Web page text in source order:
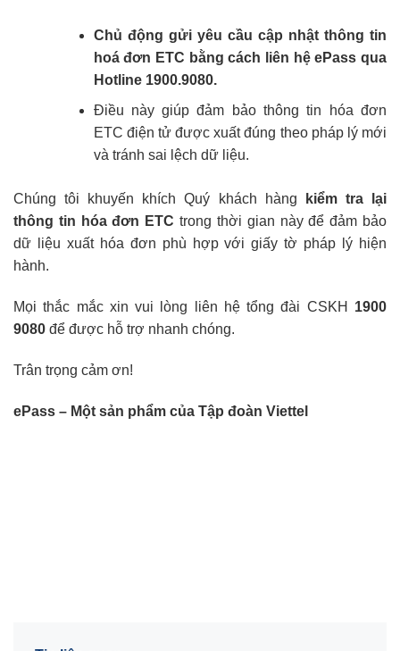
Chủ động gửi yêu cầu cập nhật thông tin
hoá đơn ETC bằng cách liên hệ ePass qua
Hotline 1900.9080.
Điều này giúp đảm bảo thông tin hóa đơn
ETC điện tử được xuất đúng theo pháp lý mới
và tránh sai lệch dữ liệu.
Chúng tôi khuyến khích Quý khách hàng
kiểm tra lại
thông tin hóa đơn ETCtrong thời gian này để đảm bảo
dữ liệu xuất hóa đơn phù hợp với giấy tờ pháp lý hiện
hành.
Mọi thắc mắc xin vui lòng liên hệ tổng đài CSKH 1900
9080 để được hỗ trợ nhanh chóng.
Trân trọng cảm ơn!
ePass – Một sản phẩm của Tập đoàn Viettel